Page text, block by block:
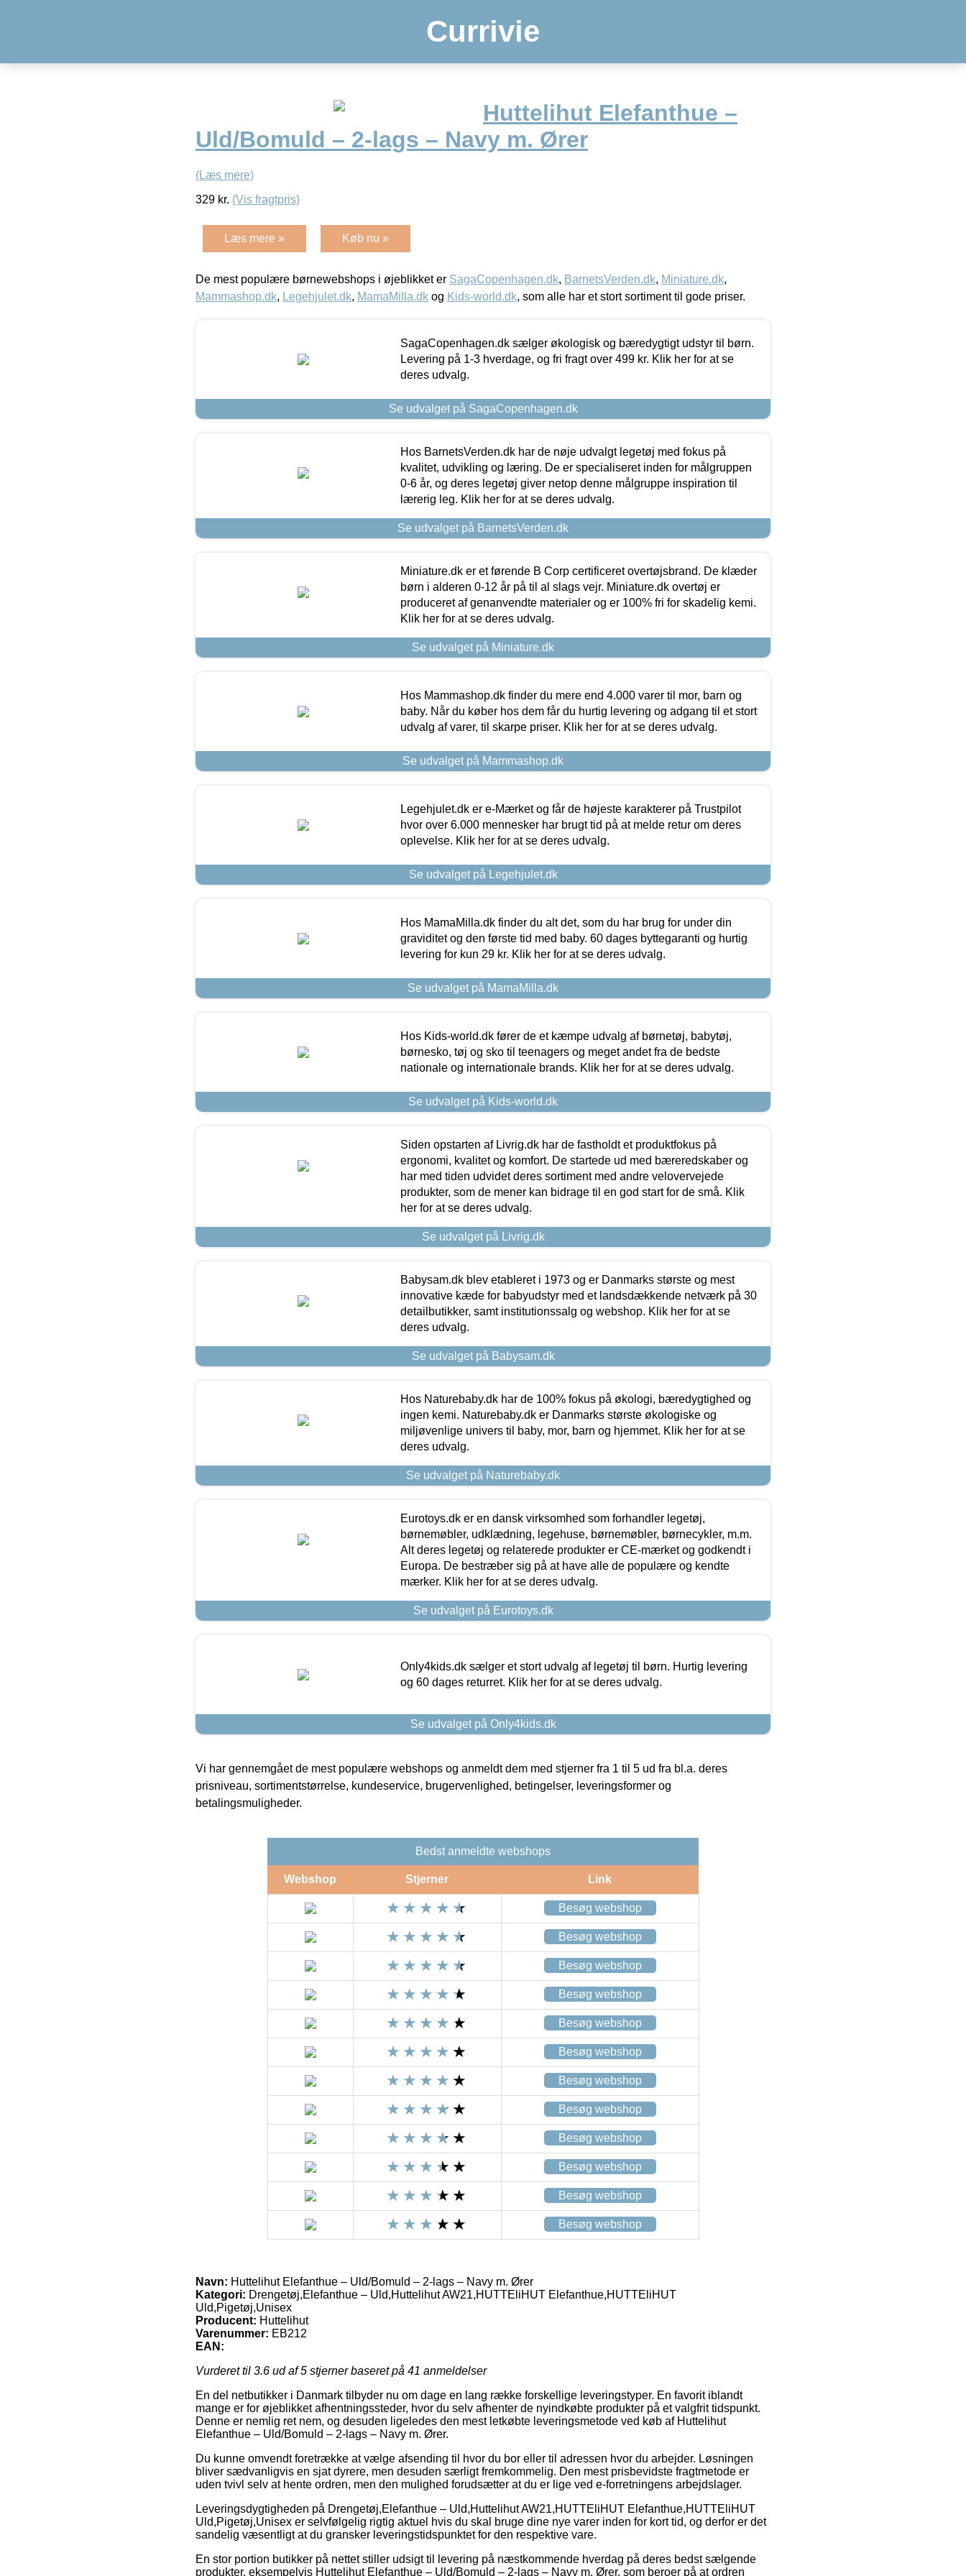
Currivie
Huttelihut Elefanthue –
Uld/Bomuld – 2-lags – Navy m. Ører
(Læs mere)
329 kr. (Vis fragtpris)
Læs mere » Køb nu »
De mest populære børnewebshops i øjeblikket er SagaCopenhagen.dk, BarnetsVerden.dk, Miniature.dk,
Mammashop.dk, Legehjulet.dk, MamaMilla.dk og Kids-world.dk, som alle har et stort sortiment til gode priser.
SagaCopenhagen.dk sælger økologisk og bæredygtigt udstyr til børn.
Levering på 1-3 hverdage, og fri fragt over 499 kr. Klik her for at se
deres udvalg.
Se udvalget på SagaCopenhagen.dk
Hos BarnetsVerden.dk har de nøje udvalgt legetøj med fokus på
kvalitet, udvikling og læring. De er specialiseret inden for målgruppen
0-6 år, og deres legetøj giver netop denne målgruppe inspiration til
lærerig leg. Klik her for at se deres udvalg.
Se udvalget på BarnetsVerden.dk
Miniature.dk er et førende B Corp certificeret overtøjsbrand. De klæder
børn i alderen 0-12 år på til al slags vejr. Miniature.dk overtøj er
produceret af genanvendte materialer og er 100% fri for skadelig kemi.
Klik her for at se deres udvalg.
Se udvalget på Miniature.dk
Hos Mammashop.dk finder du mere end 4.000 varer til mor, barn og
baby. Når du køber hos dem får du hurtig levering og adgang til et stort
udvalg af varer, til skarpe priser. Klik her for at se deres udvalg.
Se udvalget på Mammashop.dk
Legehjulet.dk er e-Mærket og får de højeste karakterer på Trustpilot
hvor over 6.000 mennesker har brugt tid på at melde retur om deres
oplevelse. Klik her for at se deres udvalg.
Se udvalget på Legehjulet.dk
Hos MamaMilla.dk finder du alt det, som du har brug for under din
graviditet og den første tid med baby. 60 dages byttegaranti og hurtig
levering for kun 29 kr. Klik her for at se deres udvalg.
Se udvalget på MamaMilla.dk
Hos Kids-world.dk fører de et kæmpe udvalg af børnetøj, babytøj,
børnesko, tøj og sko til teenagers og meget andet fra de bedste
nationale og internationale brands. Klik her for at se deres udvalg.
Se udvalget på Kids-world.dk
Siden opstarten af Livrig.dk har de fastholdt et produktfokus på
ergonomi, kvalitet og komfort. De startede ud med bæreredskaber og
har med tiden udvidet deres sortiment med andre velovervejede
produkter, som de mener kan bidrage til en god start for de små. Klik
her for at se deres udvalg.
Se udvalget på Livrig.dk
Babysam.dk blev etableret i 1973 og er Danmarks største og mest
innovative kæde for babyudstyr med et landsdækkende netværk på 30
detailbutikker, samt institutionssalg og webshop. Klik her for at se
deres udvalg.
Se udvalget på Babysam.dk
Hos Naturebaby.dk har de 100% fokus på økologi, bæredygtighed og
ingen kemi. Naturebaby.dk er Danmarks største økologiske og
miljøvenlige univers til baby, mor, barn og hjemmet. Klik her for at se
deres udvalg.
Se udvalget på Naturebaby.dk
Eurotoys.dk er en dansk virksomhed som forhandler legetøj,
børnemøbler, udklædning, legehuse, børnemøbler, børnecykler, m.m.
Alt deres legetøj og relaterede produkter er CE-mærket og godkendt i
Europa. De bestræber sig på at have alle de populære og kendte
mærker. Klik her for at se deres udvalg.
Se udvalget på Eurotoys.dk
Only4kids.dk sælger et stort udvalg af legetøj til børn. Hurtig levering
og 60 dages returret. Klik her for at se deres udvalg.
Se udvalget på Only4kids.dk
Vi har gennemgået de mest populære webshops og anmeldt dem med stjerner fra 1 til 5 ud fra bl.a. deres
prisniveau, sortimentstørrelse, kundeservice, brugervenlighed, betingelser, leveringsformer og
betalingsmuligheder.
Bedst anmeldte webshops
Webshop Stjerner Link
Besøg webshop
Besøg webshop
Besøg webshop
Besøg webshop
Besøg webshop
Besøg webshop
Besøg webshop
Besøg webshop
Besøg webshop
Besøg webshop
Besøg webshop
Besøg webshop
Navn: Huttelihut Elefanthue – Uld/Bomuld – 2-lags – Navy m. Ører
Kategori: Drengetøj,Elefanthue – Uld,Huttelihut AW21,HUTTEliHUT Elefanthue,HUTTEliHUT
Uld,Pigetøj,Unisex
Producent: Huttelihut
Varenummer: EB212
EAN:
Vurderet til 3.6 ud af 5 stjerner baseret på 41 anmeldelser
En del netbutikker i Danmark tilbyder nu om dage en lang række forskellige leveringstyper. En favorit iblandt
mange er for øjeblikket afhentningssteder, hvor du selv afhenter de nyindkøbte produkter på et valgfrit tidspunkt.
Denne er nemlig ret nem, og desuden ligeledes den mest letkøbte leveringsmetode ved køb af Huttelihut
Elefanthue – Uld/Bomuld – 2-lags – Navy m. Ører.
Du kunne omvendt foretrække at vælge afsending til hvor du bor eller til adressen hvor du arbejder. Løsningen
bliver sædvanligvis en sjat dyrere, men desuden særligt fremkommelig. Den mest prisbevidste fragtmetode er
uden tvivl selv at hente ordren, men den mulighed forudsætter at du er lige ved e-forretningens arbejdslager.
Leveringsdygtigheden på Drengetøj,Elefanthue – Uld,Huttelihut AW21,HUTTEliHUT Elefanthue,HUTTEliHUT
Uld,Pigetøj,Unisex er selvfølgelig rigtig aktuel hvis du skal bruge dine nye varer inden for kort tid, og derfor er det
sandelig væsentligt at du gransker leveringstidspunktet for den respektive vare.
En stor portion butikker på nettet stiller udsigt til levering på næstkommende hverdag på deres bedst sælgende
produkter, eksempelvis Huttelihut Elefanthue – Uld/Bomuld – 2-lags – Navy m. Ører, som beroer på at ordren